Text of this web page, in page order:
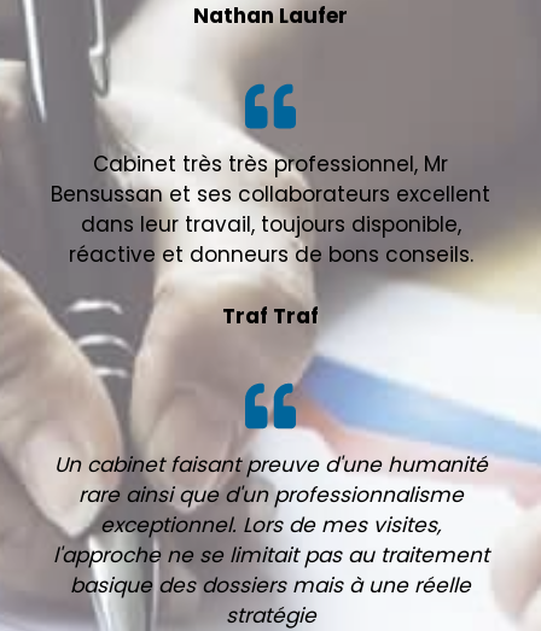
Nathan Laufer
Cabinet très très professionnel, Mr
Bensussan et ses collaborateurs excellent
dans leur travail, toujours disponible,
réactive et donneurs de bons conseils.
Traf Traf
Un cabinet faisant preuve d'une humanité
rare ainsi que d'un professionnalisme
exceptionnel. Lors de mes visites,
l'approche ne se limitait pas au traitement
basique des dossiers mais à une réelle
stratégie